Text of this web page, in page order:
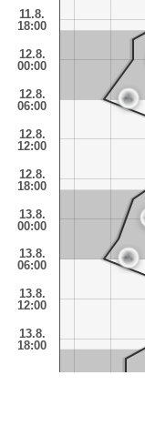
11.8.
18:00
12.8.
00:00
12.8.
06:00
12.8.
12:00
12.8.
18:00
13.8.
00:00
13.8.
06:00
13.8.
12:00
13.8.
18:00